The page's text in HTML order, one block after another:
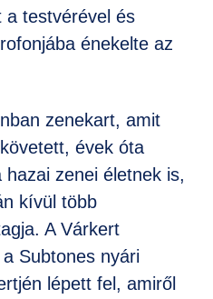
a testvérével és
énekelte az
zenekart, amit
évek óta
zenei életnek is,
kívül több
A Várkert
Subtones nyári
lépett fel, amiről